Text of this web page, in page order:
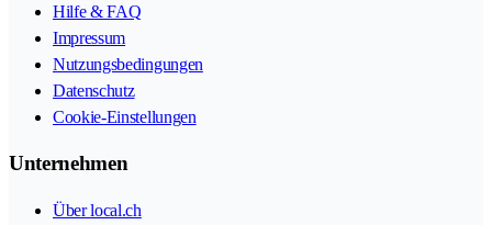
Hilfe & FAQ
Impressum
Nutzungsbedingungen
Datenschutz
Cookie-Einstellungen
Unternehmen
Über local.ch